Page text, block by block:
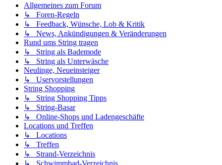
Allgemeines zum Forum
↳ Foren-Regeln
↳ Feedback, Wünsche, Lob & Kritik
↳ News, Ankündigungen & Veränderungen
Rund ums String tragen
↳ String als Bademode
↳ String als Unterwäsche
Neulinge, Neueinsteiger
↳ Uservorstellungen
String Shopping
↳ String Shopping Tipps
↳ String-Basar
↳ Online-Shops und Ladengeschäfte
Locations und Treffen
↳ Locations
↳ Treffen
↳ Strand-Verzeichnis
↳ Schwimmbad-Verzeichnis